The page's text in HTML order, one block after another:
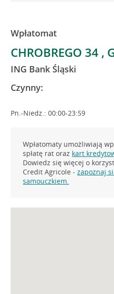
Wpłatomat
CHROBREGO 34 ,
ING Bank Śląski
Czynny:
Pn.-Niedz.: 00:00-23:59
Wpłatomaty umożliwiają
spłatę rat oraz kart
Dowiedz się więcej o
Credit Agricole -zapoznaj
samouczkiem.